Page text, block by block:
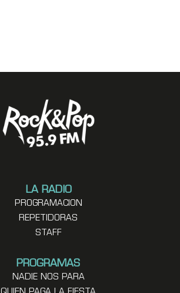
LA RADIO
PROGRAMACION
REPETIDORAS
STAFF
PROGRAMAS
NADIE NOS PARA